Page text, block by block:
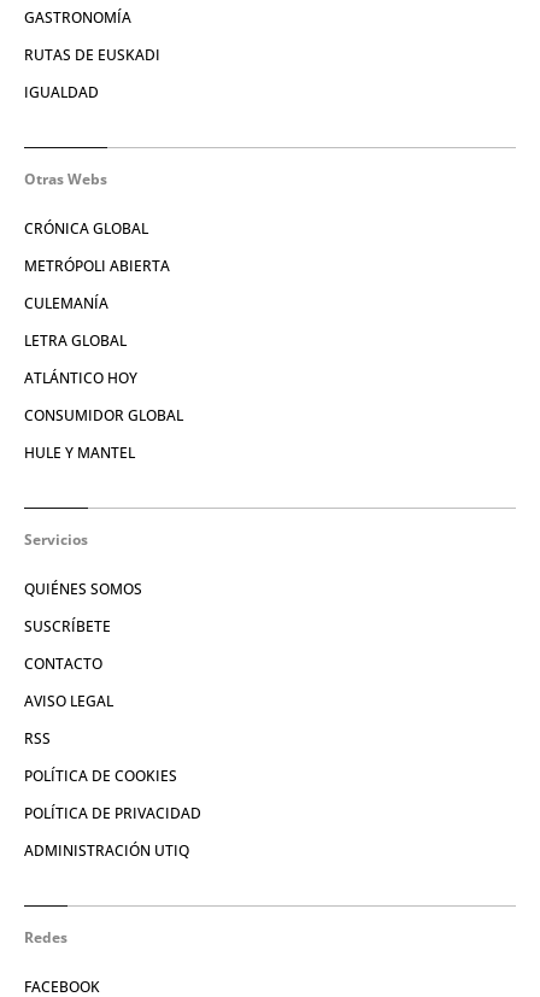
GASTRONOMÍA
RUTAS DE EUSKADI
IGUALDAD
Otras Webs
CRÓNICA GLOBAL
METRÓPOLI ABIERTA
CULEMANÍA
LETRA GLOBAL
ATLÁNTICO HOY
CONSUMIDOR GLOBAL
HULE Y MANTEL
Servicios
QUIÉNES SOMOS
SUSCRÍBETE
CONTACTO
AVISO LEGAL
RSS
POLÍTICA DE COOKIES
POLÍTICA DE PRIVACIDAD
ADMINISTRACIÓN UTIQ
Redes
FACEBOOK